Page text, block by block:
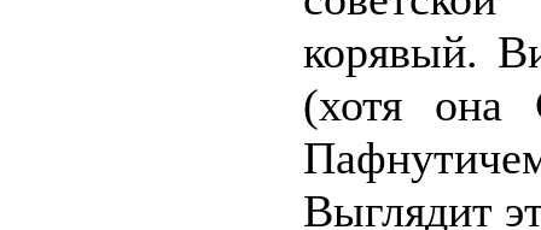
корявый.
(хотя она
Выглядит